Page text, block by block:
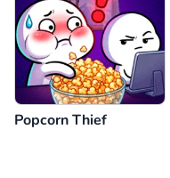
Popcorn Thief